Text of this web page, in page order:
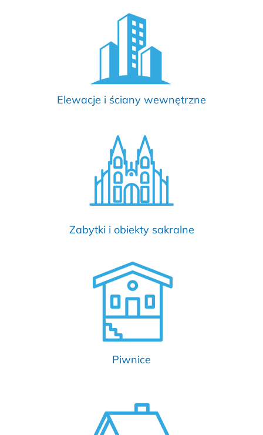
Elewacje i ściany wewnętrzne
Zabytki i obiekty sakralne
Piwnice